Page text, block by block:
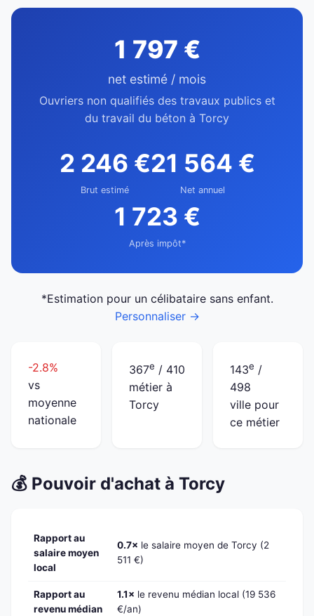
1 797 €
net estimé / mois
Ouvriers non qualifiés des travaux publics et
du travail du béton à Torcy
2 246 €
Brut estimé
21 564 €
Net annuel
1 723 €
Après impôt*
*Estimation pour un célibataire sans enfant.
Personnaliser →
-2.8%
vs
moyenne
nationale
367e / 410
métier à
Torcy
143e /
498
ville pour
ce métier
💰 Pouvoir d'achat à Torcy
Rapport au
salaire moyen
local
0.7× le salaire moyen de Torcy (2
511 €)
Rapport au
revenu médian
1.1× le revenu médian local (19 536
€/an)